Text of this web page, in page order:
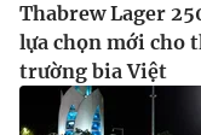
Thabrew Lager
lựa chọn mới cho
trường bia Việt